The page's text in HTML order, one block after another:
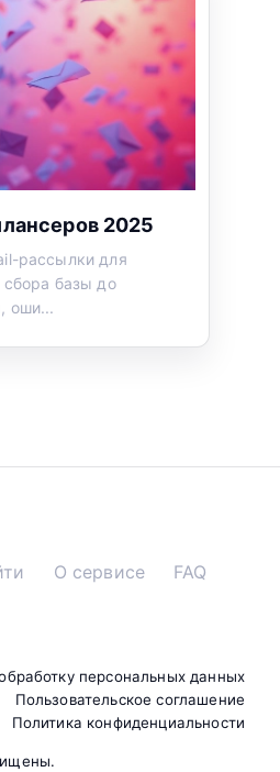
2025
рассылки для
сбора базы до
оши...
О сервисе FAQ
персональных данных
Пользовательское соглашение
Политика конфиденциальности